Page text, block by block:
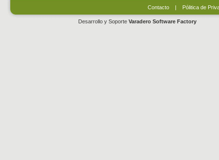
Contacto| Pólitica de
Desarrollo y Soporte Varadero Software Factory